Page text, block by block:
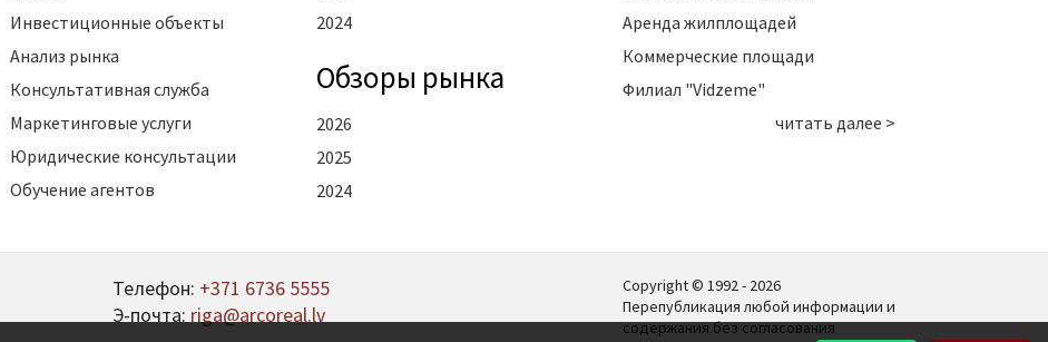
Инвестиционные объекты
Анализ рынка
Консультативная служба
Маркетинговые услуги
Юридические консультации
Обучение агентов
2024
Oбзоры рынка
2026
2025
2024
Аренда жилплощадей
Коммерческие площади
Филиал "Vidzeme"
читать далее >
Телефон: +371 6736 5555
Э-почта: riga@arcoreal.lv
Copyright © 1992 - 2026
Перепубликация любой информации и
содержания без согласования